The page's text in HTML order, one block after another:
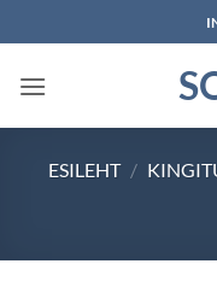
to
content
ESILEHT /